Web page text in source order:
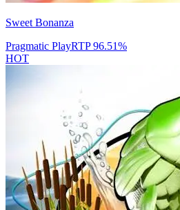
Sweet Bonanza
Pragmatic PlayRTP96.51%
HOT